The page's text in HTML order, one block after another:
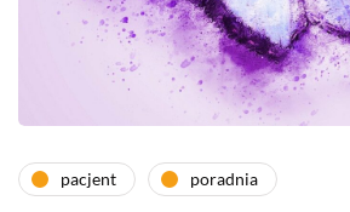
pacjent poradnia